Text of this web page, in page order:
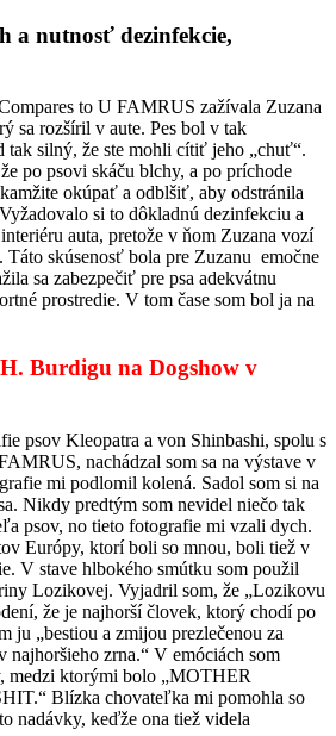
a nutnosť dezinfekcie,
to U FAMRUS zažívala Zuzana
sa rozšíril v aute. Pes bol v tak
tak silný, že ste mohli cítiť jeho „chuť“.
po psovi skáču blchy, a po príchode
okúpať a odblšiť, aby odstránila
si to dôkladnú dezinfekciu a
auta, pretože v ňom Zuzana vozí
Táto skúsenosť bola pre Zuzanu emočne
sa zabezpečiť pre psa adekvátnu
prostredie. V tom čase som bol ja na
Burdigu na Dogshow v
psov Kleopatra a von Shinbashi, spolu s
nachádzal som sa na výstave v
mi podlomil kolená. Sadol som si na
Nikdy predtým som nevidel niečo tak
psov, no tieto fotografie mi vzali dych.
Európy, ktorí boli so mnou, boli tiež v
V stave hlbokého smútku som použil
Lozikovej. Vyjadril som, že „Lozikovu
že je najhorší človek, ktorý chodí po
ju „bestiou a zmijou prezlečenou za
najhoršieho zrna.“ V emóciách som
medzi ktorými bolo „MOTHER
Blízka chovateľka mi pomohla so
nadávky, keďže ona tiež videla